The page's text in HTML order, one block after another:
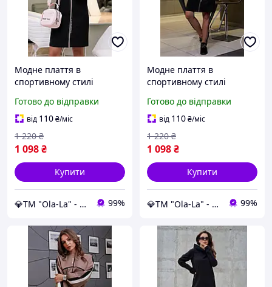
Модне плаття в
спортивному стилі
розміру чорний
Готово до відправки
від 110₴/міс
1 098₴
1 220 ₴
Купити
💎TM "Ola-La" - якісний одяг від виробника 💎 99%
Модне плаття в
спортивному стилі
розміру чорний
Готово до відправки
від 110₴/міс
1 098₴
1 220 ₴
Купити
💎TM "Ola-La" - якісний одяг від виробника 💎 99%